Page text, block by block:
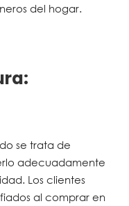
del hogar.
:
se trata de
adecuadamente
Los clientes
al comprar en